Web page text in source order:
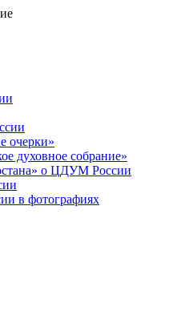
очерки»
духовное собрание»
о ЦДУМ России
в фотографиях